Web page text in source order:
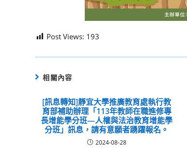
Post Views: 193
相關內容
[訊息轉知]靜宜大學推廣教育處執行教
育部補助辦理「113年教師在職進修專
長增能學分班—人權與法治教育增能學
分班」訊息，請有意願者踴躍報名。
2024-08-28